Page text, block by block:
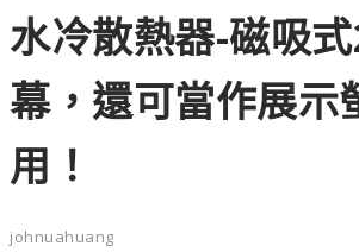
水冷散熱器-磁吸
幕，還可當作展示
用！
johnuahuang